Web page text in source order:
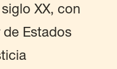
XX, con
Estados